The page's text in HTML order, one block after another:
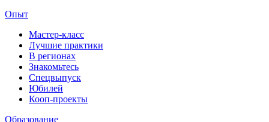
Опыт
Мастер-класс
Лучшие практики
В регионах
Знакомьтесь
Спецвыпуск
Юбилей
Кооп-проекты
Образование